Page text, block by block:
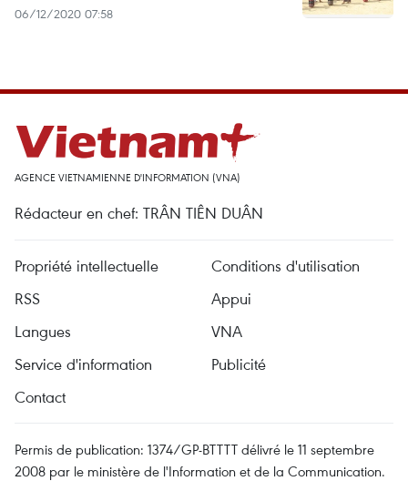
06/12/2020 07:58
AGENCE VIETNAMIENNE D'INFORMATION (VNA)
Rédacteur en chef: TRÂN TIÊN DUÂN
Propriété intellectuelle
Conditions d'utilisation
RSS
Appui
Langues
VNA
Service d'information
Publicité
Contact
Permis de publication: 1374/GP-BTTTT délivré le 11 septembre
2008 par le ministère de l'Information et de la Communication.